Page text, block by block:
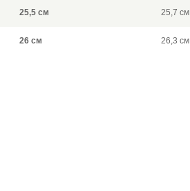
25,5 см 25,7 см
26 см 26,3 см